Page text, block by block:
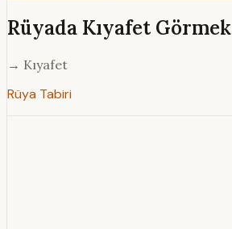
Rüyada Kıyafet Görmek
→ Kıyafet
Rüya Tabiri